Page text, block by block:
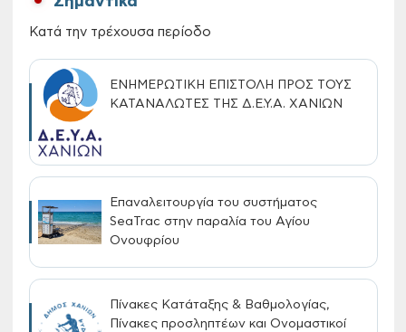
Κατά την τρέχουσα περίοδο
ΕΝΗΜΕΡΩΤΙΚΗ ΕΠΙΣΤΟΛΗ ΠΡΟΣ ΤΟΥΣ
ΚΑΤΑΝΑΛΩΤΕΣ ΤΗΣ Δ.Ε.Υ.Α. ΧΑΝΙΩΝ
Επαναλειτουργία του συστήματος
SeaTrac στην παραλία του Αγίου
Ονουφρίου
Πίνακες Κατάταξης & Βαθμολογίας,
Πίνακες προσληπτέων και Ονομαστικοί